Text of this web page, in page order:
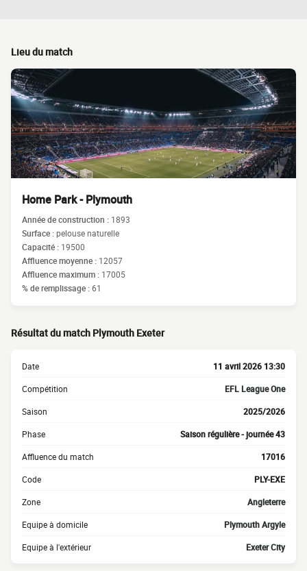
Lieu du match
Home Park - Plymouth
Année de construction : 1893
Surface :pelouse naturelle
Capacité : 19500
Affluence moyenne : 12057
Affluence maximum : 17005
% de remplissage :61
Résultat du match Plymouth Exeter
Date 11 avril 2026 13:30
Compétition EFL League One
Saison 2025/2026
Phase Saison régulière - journée 43
Affluence du match 17016
Code PLY-EXE
Zone Angleterre
Equipe à domicile Plymouth Argyle
Equipe à l'extérieur Exeter City